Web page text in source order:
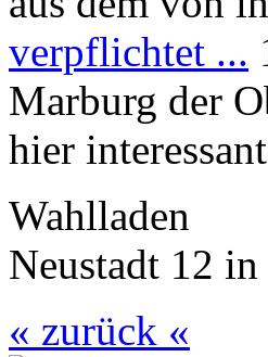
verpflichtet ...
Marburg der
hier
Wahlladen
Neustadt 12
« zurück «